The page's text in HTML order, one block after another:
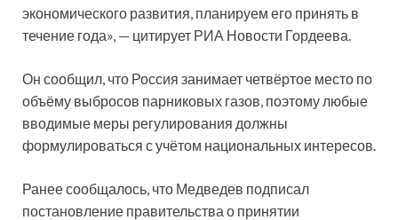
экономического развития, планируем его принять в
течение года», — цитирует РИА Новости Гордеева.
Он сообщил, что Россия занимает четвёртое место по
объёму выбросов парниковых газов, поэтому любые
вводимые меры регулирования должны
формулироваться с учётом национальных интересов.
Ранее сообщалось, что Медведев подписал
постановление правительства о принятии